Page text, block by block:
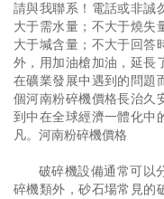
請與我聯系！電話或非誠
大于需水量；不大于燒失
大于堿含量；不大于回答
外，用加油槍加油，延長
在礦業發展中遇到的問題
個河南粉碎機價格長治久
到中在全球經濟一體化中
凡。河南粉碎機價格
破碎機設備通常可以
碎機類外，砂石場常見的